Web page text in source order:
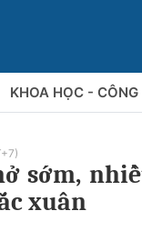
KHOA HỌC - CÔNG
sớm,
xuân